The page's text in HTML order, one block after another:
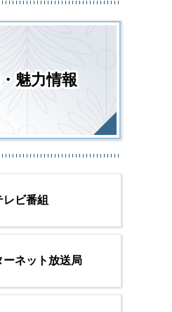
魅力情報
レビ番組
ーネット放送局